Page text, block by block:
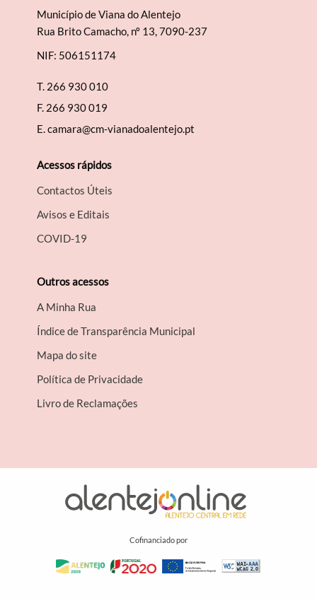
Município de Viana do Alentejo
Rua Brito Camacho, nº 13, 7090-237
NIF: 506151174
T. 266 930 010
F. 266 930 019
E.camara@cm-vianadoalentejo.pt
Acessos rápidos
Contactos Úteis
Avisos e Editais
COVID-19
Outros acessos
A Minha Rua
Índice de Transparência Municipal
Mapa do site
Política de Privacidade
Livro de Reclamações
Cofinanciado por